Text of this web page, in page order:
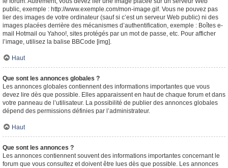
public, exemple : http://www.exemple.com/mon-image.gif. Vous ne pouvez pas
lier des images de votre ordinateur (sauf si c’est un serveur Web public) ni des
images placées derrière des mécanismes d’authentification, exemple : Boîtes e-
mail Hotmail ou Yahoo!, sites protégés par un mot de passe, etc. Pour afficher
l’image, utilisez la balise BBCode [img].
Haut
Que sont les annonces globales ?
Les annonces globales contiennent des informations importantes que vous
devez lire dès que possible. Elles apparaissent en haut de chaque forum et dans
votre panneau de l’utilisateur. La possibilité de publier des annonces globales
dépend des permissions définies par l’administrateur.
Haut
Que sont les annonces ?
Les annonces contiennent souvent des informations importantes concernant le
forum que vous consultez et doivent être lues dès que possible. Les annonces